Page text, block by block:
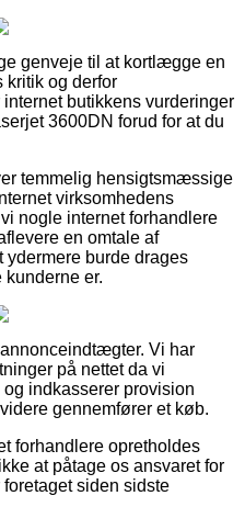
genveje til at kortlægge en
og derfor
butikkens vurderinger
3600DN forud for at du
temmelig hensigtsmæssige
virksomhedens
nogle internet forhandlere
en omtale af
burde drages
kunderne er.
Vi har
på nettet da vi
indkasserer provision
gennemfører et køb.
forhandlere opretholdes
at påtage os ansvaret for
siden sidste